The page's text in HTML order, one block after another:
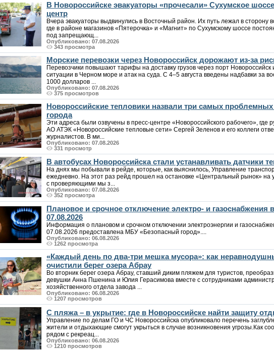
В Новороссийске эвакуаторы «прочесали» Сухумское
центр
Вчера эвакуаторы выдвинулись в Восточный район. Их путь лежал в сторону
где в районе магазинов «Пятерочка» и «Магнит» по Сухумскому шоссе
под запрещающ...
Опубликовано: 07.08.2026
343 просмотра
Морские перевозки через Новороссийск дорожают из-за
Перевозчики повышают тарифы на доставку грузов через порт Новороссийск
ситуации в Черном море и атак на суда. С 4–5 августа введены надбавки за
1000 долларов ...
Опубликовано: 07.08.2026
375 просмотров
Новороссийские тепловики назвали три самых
города
Эти адреса были озвучены в пресс-центре «Новороссийского рабочего», где
АО АТЭК «Новороссийские тепловые сети» Сергей Зеленов и его коллеги
журналистов. В ми...
Опубликовано: 07.08.2026
331 просмотр
В автобусах Новороссийска стали устанавливать датчики
На днях мы побывали в рейде, которые, как выяснилось, Управление
ежедневно. На этот раз рейд прошел на остановке «Центральный рынок» на
с проверяющими мы з...
Опубликовано: 07.08.2026
352 просмотра
Плановое и срочное отключение электро- и газоснабжения
07.08.2026
Информация о плановом и срочном отключении электроэнергии и
07.08.2026 предоставлена МБУ «Безопасный город»....
Опубликовано: 06.08.2026
1262 просмотра
«Каждый день по два-три мешка мусора»: как
очистили берег озера Абрау
Во вторник берег озера Абрау, ставший диким пляжем для туристов,
девушки Анна Пшенина и Юлия Герасимова вместе с сотрудниками
хозяйственного отдела завода ...
Опубликовано: 06.08.2026
1207 просмотров
С пляжа – в укрытие: где в Новороссийске найти защиту
Управление по делам ГО и ЧС Новороссийска опубликовало перечень
жители и отдыхающие смогут укрыться в случае возникновения угрозы.Как
рядом с рекреац...
Опубликовано: 06.08.2026
1210 просмотров